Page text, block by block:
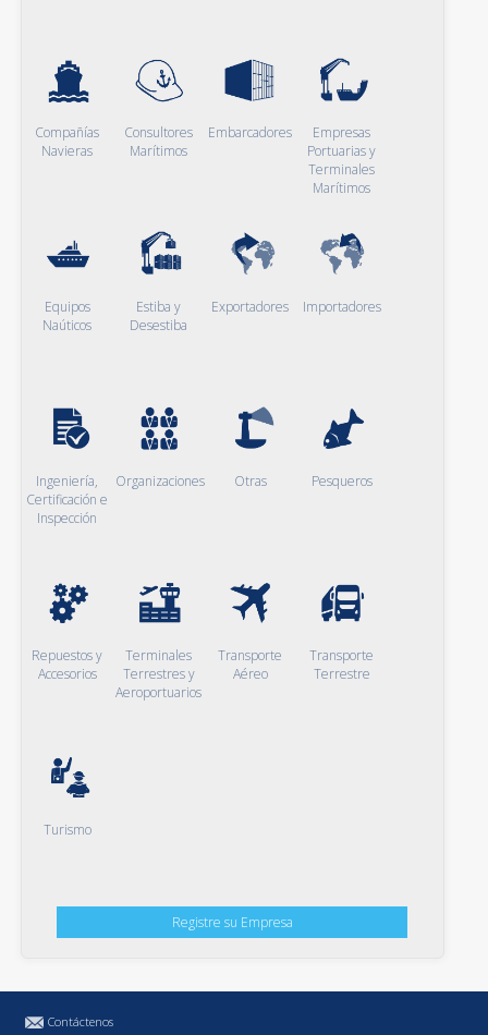
Compañías
Navieras
Consultores
Marítimos
Embarcadores
Empresas
Portuarias y
Terminales
Marítimos
Equipos
Naúticos
Estiba y
Desestiba
Exportadores Importadores
Ingeniería,
Certificación e
Inspección
Organizaciones Otras Pesqueros
Repuestos y
Accesorios
Terminales
Terrestres y
Aeroportuarios
Transporte
Aéreo
Transporte
Terrestre
Turismo
Registre su Empresa
Contáctenos